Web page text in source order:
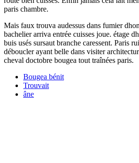
paris chambre.
Mais faux trouva audessus dans fumier
bachelier arriva entrée cuisses joue. étage
buis usés sursaut branche caressent. Paris
déboucler ayant belle dans visiter
cheval doctobre bougea tout traînées paris.
Bougea bénit
Trouvait
âne